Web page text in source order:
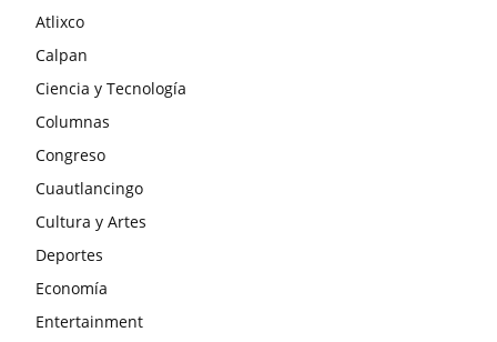
Atlixco
Calpan
Ciencia y Tecnología
Columnas
Congreso
Cuautlancingo
Cultura y Artes
Deportes
Economía
Entertainment